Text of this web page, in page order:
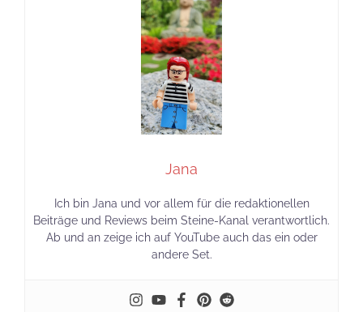
Jana
Ich bin Jana und vor allem für die redaktionellen
Beiträge und Reviews beim Steine-Kanal verantwortlich.
Ab und an zeige ich auf YouTube auch das ein oder
andere Set.